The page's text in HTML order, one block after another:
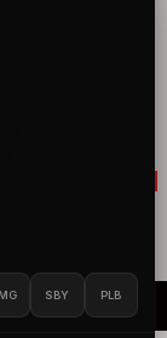
SBY PLB
yang
semua hal